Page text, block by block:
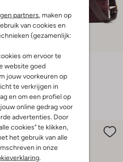
partners, maken op
van cookies en
(gezamenlijk:
om ervoor te
website goed
jouw voorkeuren op
te verkrijgen in
en om een profiel op
online gedrag voor
advertenties. Door
cookies" te klikken,
het gebruik van alle
in onze
.
Gianni Chiarini
Schoudertas
€ 274,99
+ meer kleuren